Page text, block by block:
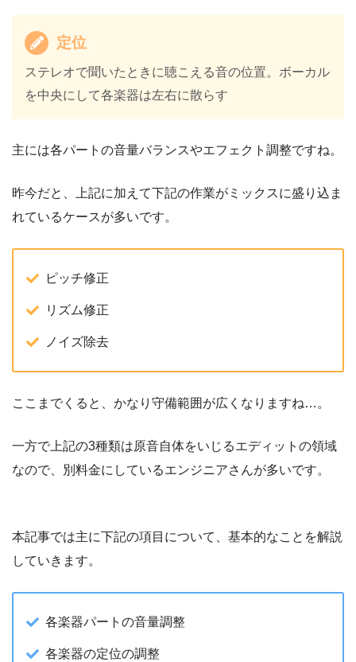
定位
ステレオで聞いたときに聴こえる音の位置。ボーカル
を中央にして各楽器は左右に散らす
主には各パートの音量バランスやエフェクト調整ですね。
昨今だと、上記に加えて下記の作業がミックスに盛り込ま
れているケースが多いです。
ピッチ修正
リズム修正
ノイズ除去
ここまでくると、かなり守備範囲が広くなりますね…。
一方で上記の3種類は原音自体をいじるエディットの領域
なので、別料金にしているエンジニアさんが多いです。
本記事では主に下記の項目について、基本的なことを解説
していきます。
各楽器パートの音量調整
各楽器の定位の調整